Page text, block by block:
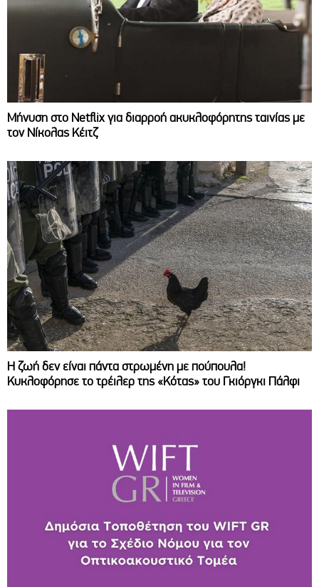
Μήνυση στο Netflix για διαρροή ακυκλοφόρητης ταινίας με
τον Νίκολας Κέιτζ
Η ζωή δεν είναι πάντα στρωμένη με πούπουλα!
Κυκλοφόρησε το τρέιλερ της «Κότας» του Γκιόργκι Πάλφι